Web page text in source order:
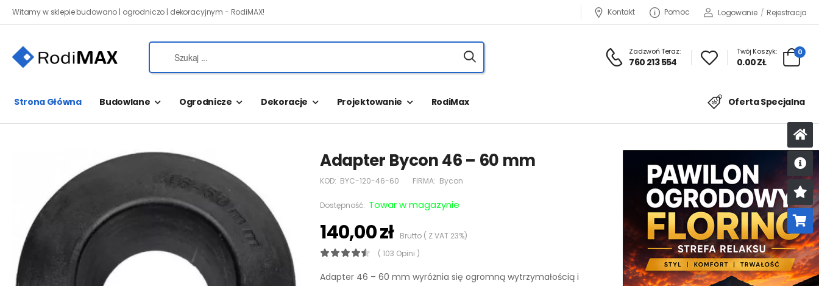
Witamy w sklepie budowano | ogrodniczo | dekoracyjnym - RodiMAX! Kontakt Pomoc Logowanie / Rejestracja
Zadzwoń Teraz:
760 213 554
Twój Koszyk:
0.00 ZŁ
0
Strona Główna Budowlane Ogrodnicze Dekoracje Projektowanie RodiMax Oferta Specjalna
Adapter Bycon 46 – 60 mm
KOD: BYC-120-46-60 FIRMA: Bycon
Dostępność: Towar w magazynie
140,00 złBrutto ( Z VAT 23%)
( 103 Opini )
Adapter 46 – 60 mm wyróżnia się ogromną wytrzymałością i